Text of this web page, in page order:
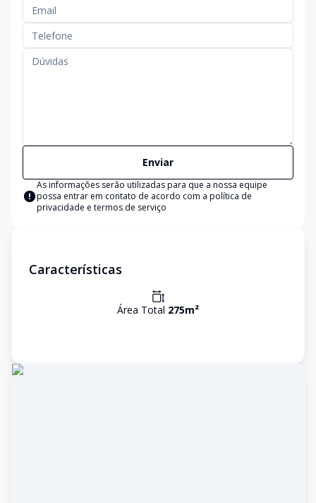
Enviar
As informações serão utilizadas para que a nossa equipe
possa entrar em contato de acordo com a política de
privacidade e termos de serviço
Características
Área Total 275m²